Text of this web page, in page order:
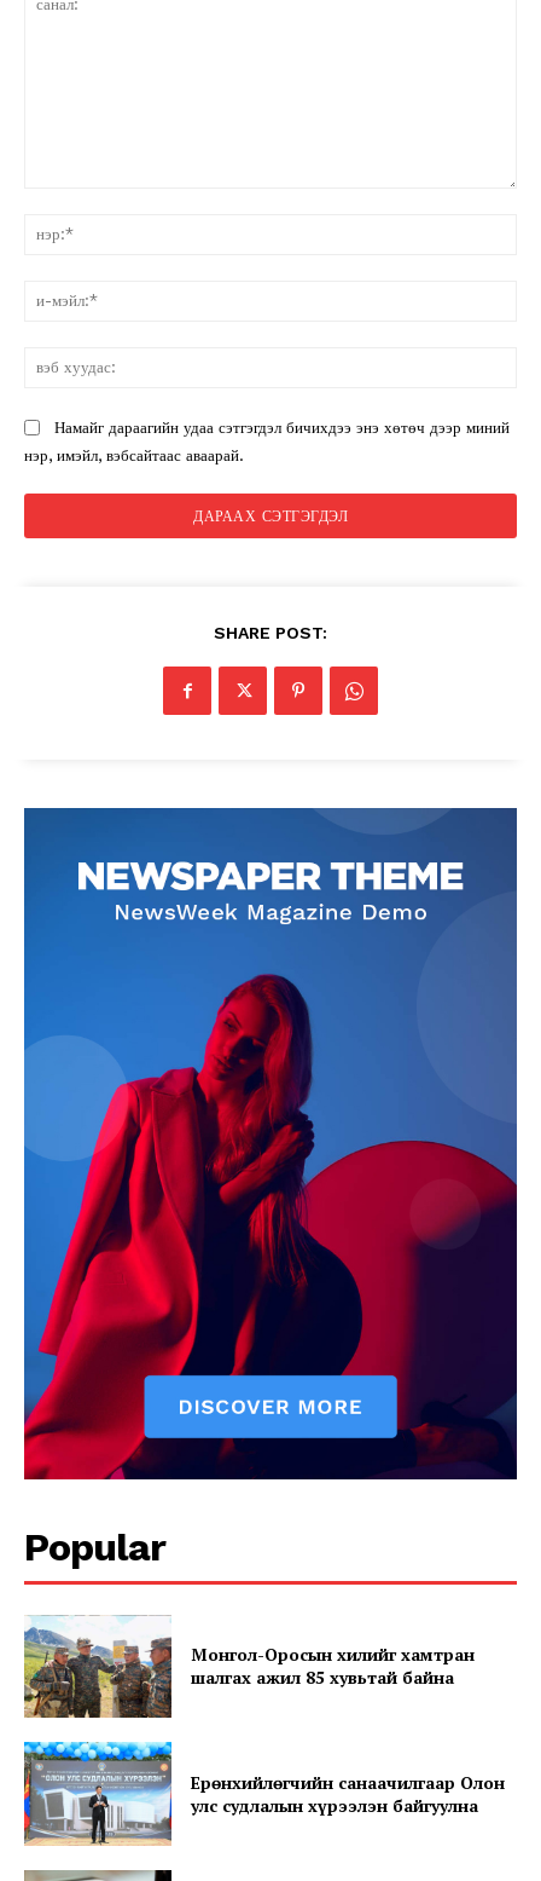
Намайг дараагийн удаа сэтгэгдэл бичихдээ энэ хөтөч дээр миний
нэр, имэйл, вэбсайтаас аваарай.
SHARE POST:
Popular
Монгол-Оросын хилийг хамтран
шалгах ажил 85 хувьтай байна
Ерөнхийлөгчийн санаачилгаар Олон
улс судлалын хүрээлэн байгуулна